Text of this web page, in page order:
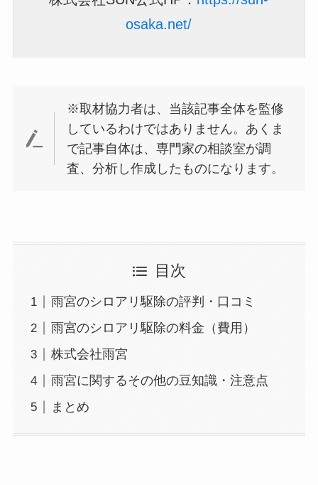
osaka.net/
※取材協力者は、当該記事全体を監修
しているわけではありません。あくま
で記事自体は、専門家の相談室が調
査、分析し作成したものになります。
目次
雨宮のシロアリ駆除の評判・口コミ
雨宮のシロアリ駆除の料金（費用）
株式会社雨宮
雨宮に関するその他の豆知識・注意点
まとめ